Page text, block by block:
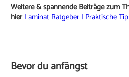
Weitere & spannende Beiträge zum
hierLaminat Ratgeber | Praktische
Bevor du anfängst